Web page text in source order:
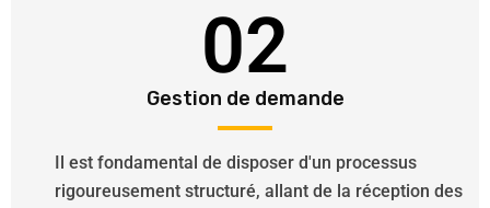
02
Gestion de demande
Il est fondamental de disposer d'un processus
rigoureusement structuré, allant de la réception des